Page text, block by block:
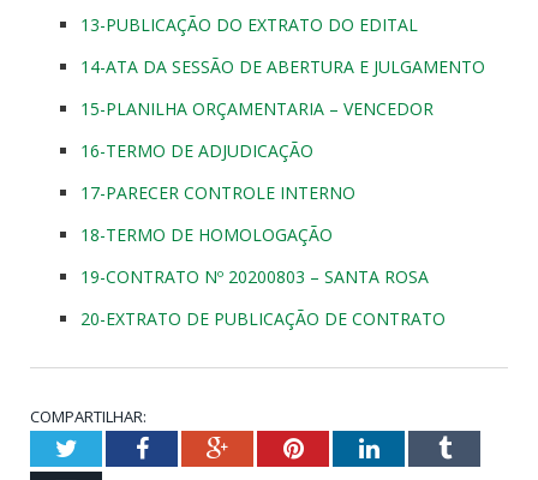
13-PUBLICAÇÃO DO EXTRATO DO EDITAL
14-ATA DA SESSÃO DE ABERTURA E JULGAMENTO
15-PLANILHA ORÇAMENTARIA – VENCEDOR
16-TERMO DE ADJUDICAÇÃO
17-PARECER CONTROLE INTERNO
18-TERMO DE HOMOLOGAÇÃO
19-CONTRATO Nº 20200803 – SANTA ROSA
20-EXTRATO DE PUBLICAÇÃO DE CONTRATO
COMPARTILHAR:
TwitterFacebookGoogle+PinterestLinkedInTumblr